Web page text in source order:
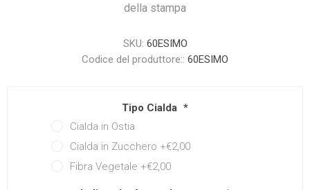
della stampa
SKU: 60ESIMO
Codice del produttore:: 60ESIMO
Tipo Cialda *
Cialda in Ostia
Cialda in Zucchero +€2,00
Fibra Vegetale +€2,00